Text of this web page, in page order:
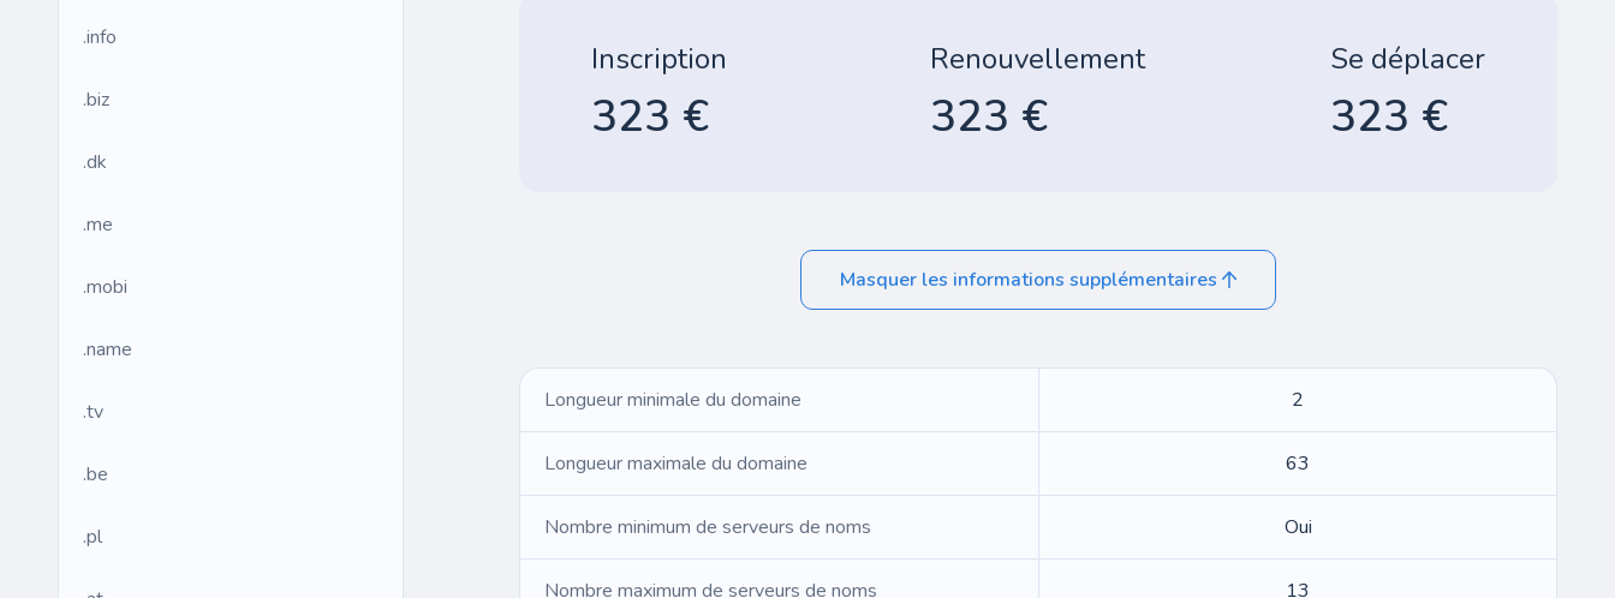
.info
.biz
.dk
.me
.mobi
.name
.tv
.be
.pl
Inscription
323 €
Renouvellement
323 €
Se déplacer
323 €
Masquer les informations supplémentaires
Longueur minimale du domaine 2
Longueur maximale du domaine 63
Nombre minimum de serveurs de noms Oui
Nombre maximum de serveurs de noms 13